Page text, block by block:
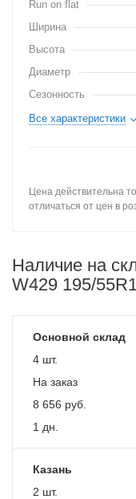
Run on flat
Ширина
Высота
Диаметр
Сезонность
Все характеристики
Цена действительна
отличаться от цен в
Наличие на
W429 195/
Основной склад
4 шт.
На заказ
8 656 руб.
1 дн.
Казань
2 шт.